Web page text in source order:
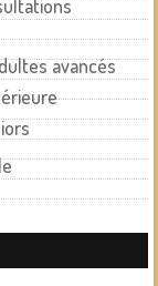
avancés